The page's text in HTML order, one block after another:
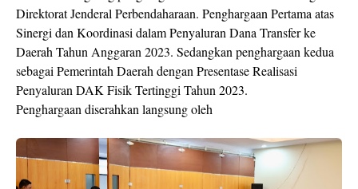
Direktorat Jenderal Perbendaharaan. Penghargaan Pertama atas
Sinergi dan Koordinasi dalam Penyaluran Dana Transfer ke
Daerah Tahun Anggaran 2023. Sedangkan penghargaan kedua
sebagai Pemerintah Daerah dengan Presentase Realisasi
Penyaluran DAK Fisik Tertinggi Tahun 2023.
Penghargaan diserahkan langsung oleh